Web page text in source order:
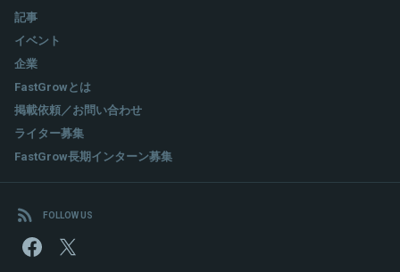
記事
イベント
企業
FastGrowとは
掲載依頼／お問い合わせ
ライター募集
FastGrow長期インターン募集
FOLLOW US